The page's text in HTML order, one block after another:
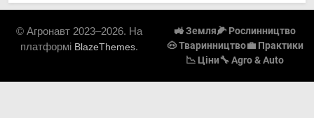
© Агронавт 2023–2026. На
платформі BlazeThemes.
🚜 Земля🌽 Рослинництво
🐽 Тваринництво💼 Практики
📉 Ціни🔧 Agro & Auto